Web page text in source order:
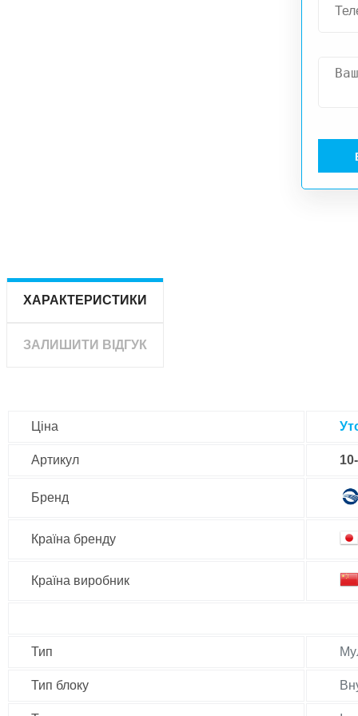
ХАРАКТЕРИСТИКИ
ЗАЛИШИТИ ВІДГУК
Ціна
Артикул
Бренд
Країна бренду
Країна виробник
Тип
Тип блоку